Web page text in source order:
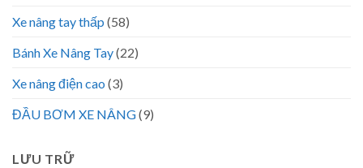
Xe nâng tay thấp (58)
Bánh Xe Nâng Tay(22)
Xe nâng điện cao (3)
ĐẦU BƠM XE NÂNG(9)
LƯU TRỮ